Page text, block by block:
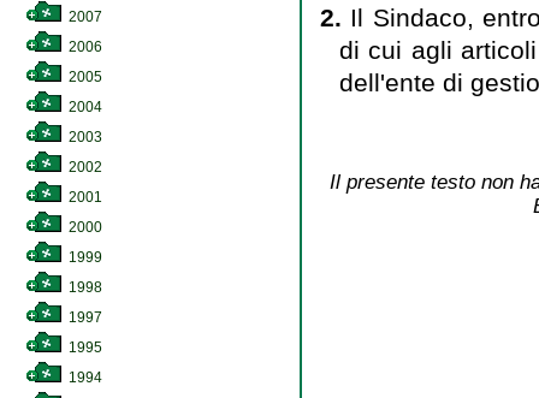
2007
2006
2005
2004
2003
2002
2001
2000
1999
1998
1997
1995
1994
2. Il Sindaco,
di cui agli
dell'ente di
Il presente testo non